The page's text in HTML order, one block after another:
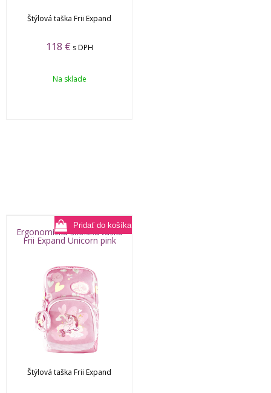
Štýlová taška Frii Expand
118 € s DPH
Na sklade
Ergonomická školská taška
Frii Expand Unicorn pink
Štýlová taška Frii Expand